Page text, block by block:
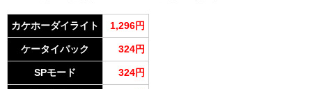
カケホーダイライト 1,296円
ケータイパック 324円
SPモード 324円